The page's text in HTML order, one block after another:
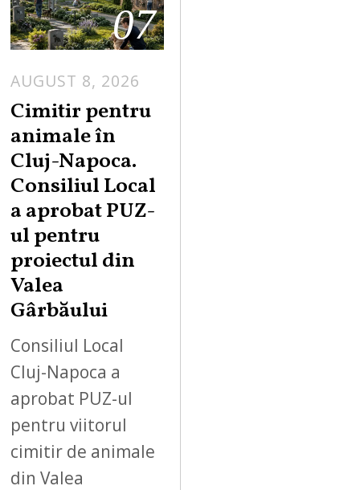
07
AUGUST 8, 2026
Cimitir pentru
animale în
Cluj-Napoca.
Consiliul Local
a aprobat PUZ-
ul pentru
proiectul din
Valea
Gârbăului
Consiliul Local
Cluj-Napoca a
aprobat PUZ-ul
pentru viitorul
cimitir de animale
din Valea